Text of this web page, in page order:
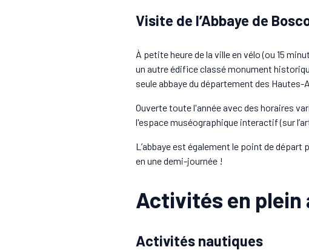
Visite de l’Abbaye de
À petite heure de la ville en vélo (ou 15
un autre édifice classé monument
seule abbaye du département des Hautes-
Ouverte toute l'année avec des horaires
l'espace muséographique interactif (sur
L’abbaye est également le point de
en une demi-journée !
Activités en plein
Activités nautiques